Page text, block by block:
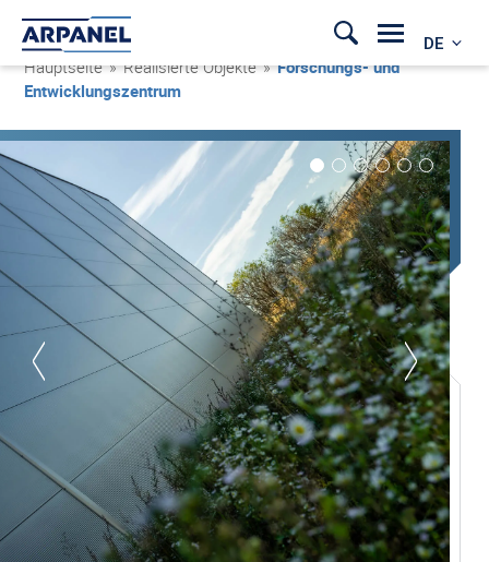
DE
Hauptseite » Realisierte Objekte »Forschungs- und
Entwicklungszentrum